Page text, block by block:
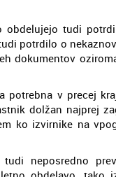
obdelujejo tudi
potrdilo o
dokumentov
potrebna v precej
dolžan najprej
ko izvirnike na
neposredno